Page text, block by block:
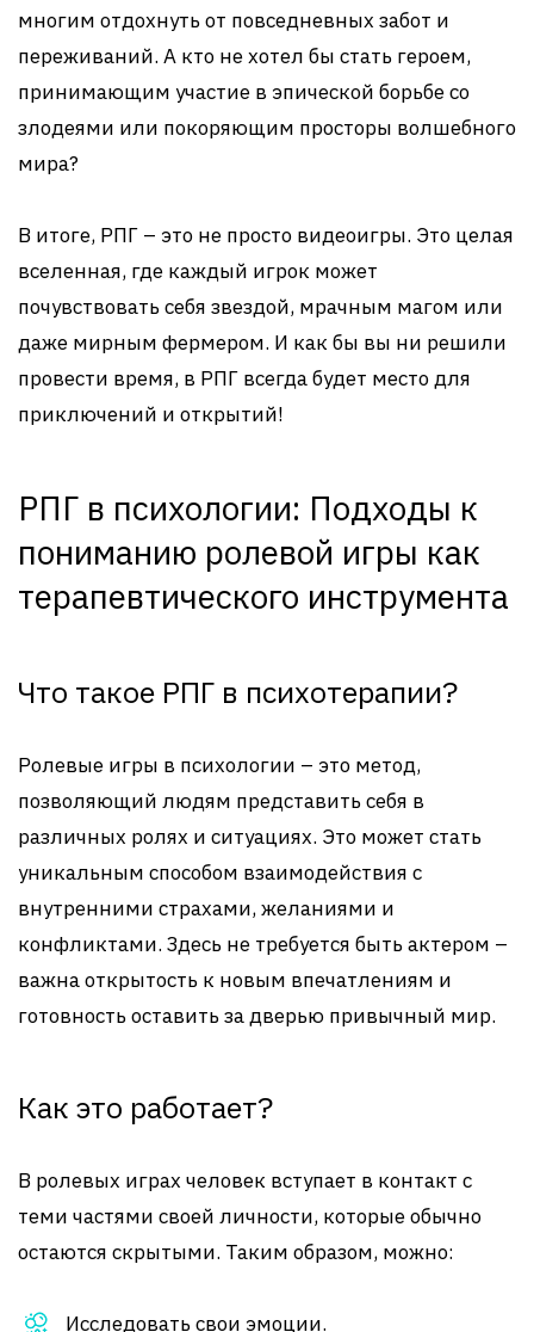
многим отдохнуть от повседневных забот и
переживаний. А кто не хотел бы стать героем,
принимающим участие в эпической борьбе со
злодеями или покоряющим просторы волшебного
мира?
В итоге, РПГ – это не просто видеоигры. Это целая
вселенная, где каждый игрок может
почувствовать себя звездой, мрачным магом или
даже мирным фермером. И как бы вы ни решили
провести время, в РПГ всегда будет место для
приключений и открытий!
РПГ в психологии: Подходы к
пониманию ролевой игры как
терапевтического инструмента
Что такое РПГ в психотерапии?
Ролевые игры в психологии – это метод,
позволяющий людям представить себя в
различных ролях и ситуациях. Это может стать
уникальным способом взаимодействия с
внутренними страхами, желаниями и
конфликтами. Здесь не требуется быть актером –
важна открытость к новым впечатлениям и
готовность оставить за дверью привычный мир.
Как это работает?
В ролевых играх человек вступает в контакт с
теми частями своей личности, которые обычно
остаются скрытыми. Таким образом, можно:
Исследовать свои эмоции.